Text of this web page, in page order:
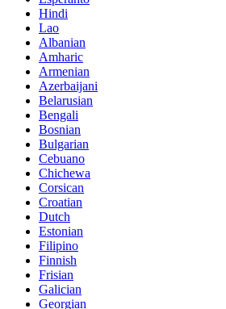
Hindi
Lao
Albanian
Amharic
Armenian
Azerbaijani
Belarusian
Bengali
Bosnian
Bulgarian
Cebuano
Chichewa
Corsican
Croatian
Dutch
Estonian
Filipino
Finnish
Frisian
Galician
Georgian